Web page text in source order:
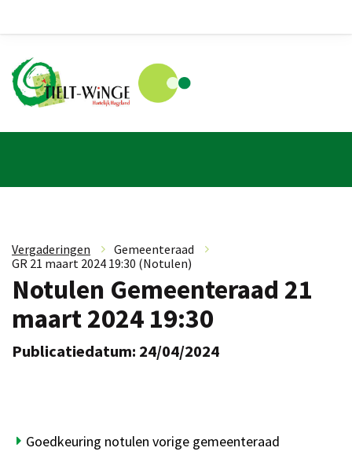
Vergaderingen » Gemeenteraad
»
GR 21 maart 2024 19:30 (Notulen)
Notulen Gemeenteraad 21
maart 2024 19:30
Publicatiedatum: 24/04/2024
Goedkeuring notulen vorige gemeenteraad